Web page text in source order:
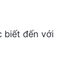
biết đến với